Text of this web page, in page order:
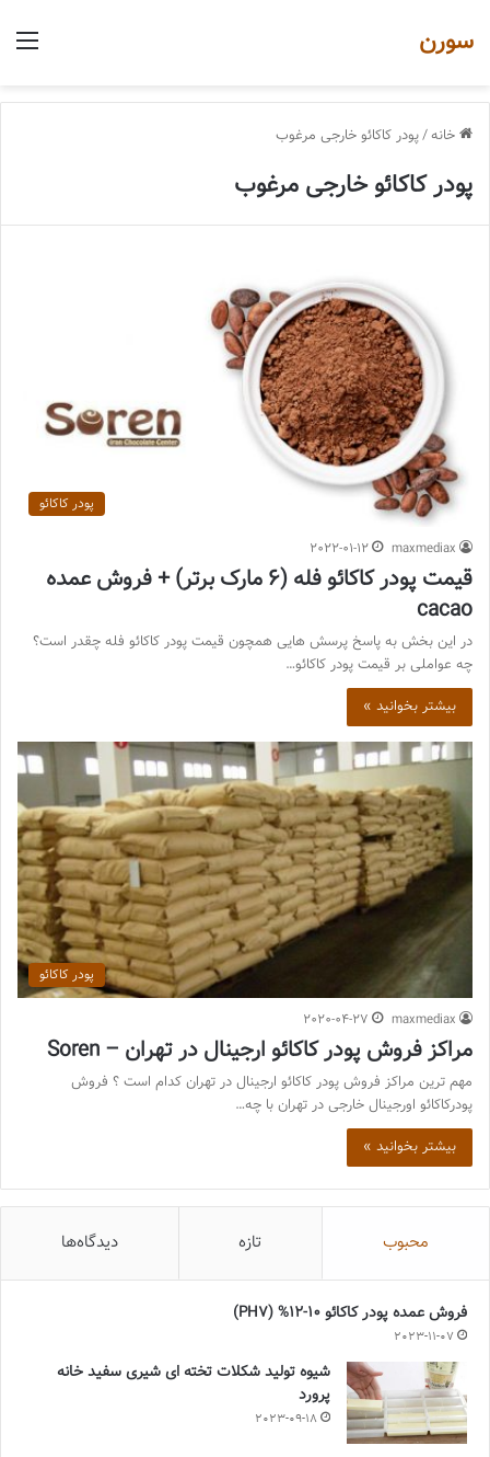
سورن
خانه/پودر کاکائو خارجی مرغوب
پودر کاکائو خارجی مرغوب
پودر کاکائو
maxmediax
2022-01-12
قیمت پودر کاکائو فله (6 مارک برتر) + فروش عمده
cacao
در این بخش به پاسخ پرسش هایی همچون قیمت پودر کاکائو فله چقدر است؟
چه عواملی بر قیمت پودر کاکائو…
بیشتر بخوانید »
پودر کاکائو
maxmediax
2020-04-27
مراکز فروش پودر کاکائو ارجینال در تهران – Soren
مهم ترین مراکز فروش پودر کاکائو ارجینال در تهران کدام است ؟ فروش
پودرکاکائو اورجینال خارجی در تهران با چه…
بیشتر بخوانید »
محبوب تازه دیدگاه‌ها
فروش عمده پودر کاکائو 10-12% (PH7)
2023-11-07
شیوه تولید شکلات تخته ای شیری سفید خانه
پرورد
2023-09-18